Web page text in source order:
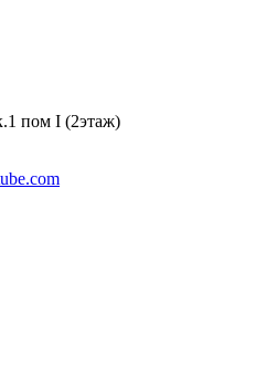
пом I (2этаж)